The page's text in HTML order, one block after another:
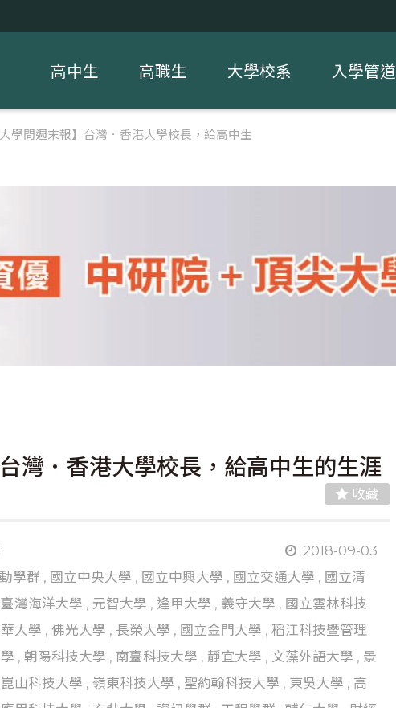
高中生 高職生 大學校系 入學管道
大學問週末報】台灣．香港大學校長，給高中生
灣．香港大學校長，給高中生的生涯
收藏
2018-09-03
學群 , 國立中央大學 , 國立中興大學 , 國立交通大學 , 國立清
灣海洋大學 , 元智大學 , 逢甲大學 , 義守大學 , 國立雲林科技
大學 , 佛光大學 , 長榮大學 , 國立金門大學 , 稻江科技暨管理
, 朝陽科技大學 , 南臺科技大學 , 靜宜大學 , 文藻外語大學 , 景
崑山科技大學 , 嶺東科技大學 , 聖約翰科技大學 , 東吳大學 , 高